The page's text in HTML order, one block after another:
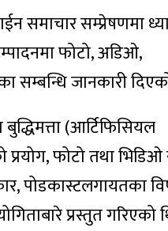
समाचार सम्प्रेषणमा
फोटो, अडिओ,
सम्बन्धि जानकारी
(आर्टिफिसियल
प्रयोग, फोटो तथा
पोडकास्टलगायतका
प्रस्तुत गरिएको